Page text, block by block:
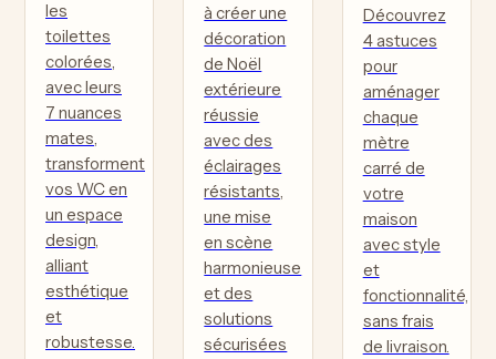
les
toilettes
colorées,
avec leurs
7 nuances
mates,
transforment
vos WC en
un espace
design,
alliant
esthétique
et
robustesse.
à créer une
décoration
de Noël
extérieure
réussie
avec des
éclairages
résistants,
une mise
en scène
harmonieuse
et des
solutions
sécurisées
Découvrez
4 astuces
pour
aménager
chaque
mètre
carré de
votre
maison
avec style
et
fonctionnalité,
sans frais
de livraison.